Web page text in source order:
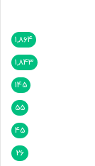
1,864
1,843
145
55
45
26